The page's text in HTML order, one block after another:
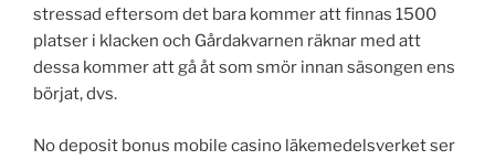
stressad eftersom det bara kommer att finnas 1500
platser i klacken och Gårdakvarnen räknar med att
dessa kommer att gå åt som smör innan säsongen ens
börjat, dvs.
No deposit bonus mobile casino läkemedelsverket ser